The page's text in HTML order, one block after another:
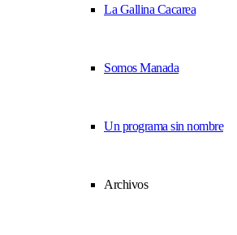
La Gallina Cacarea
Somos Manada
Un programa sin nombre
Archivos